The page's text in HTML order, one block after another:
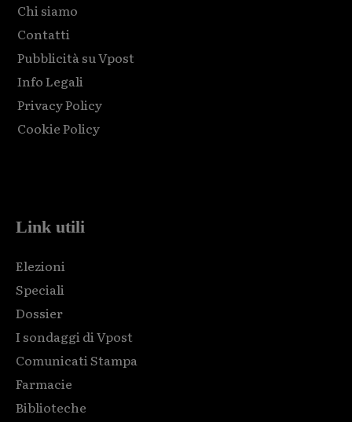
Chi siamo
Contatti
Pubblicità su Vpost
Info Legali
Privacy Policy
Cookie Policy
Link utili
Elezioni
Speciali
Dossier
I sondaggi di Vpost
Comunicati Stampa
Farmacie
Biblioteche